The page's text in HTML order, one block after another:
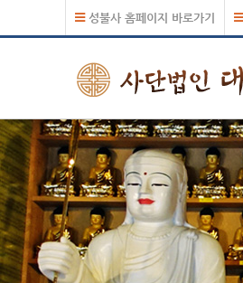
성불사 홈페이지 바로가기